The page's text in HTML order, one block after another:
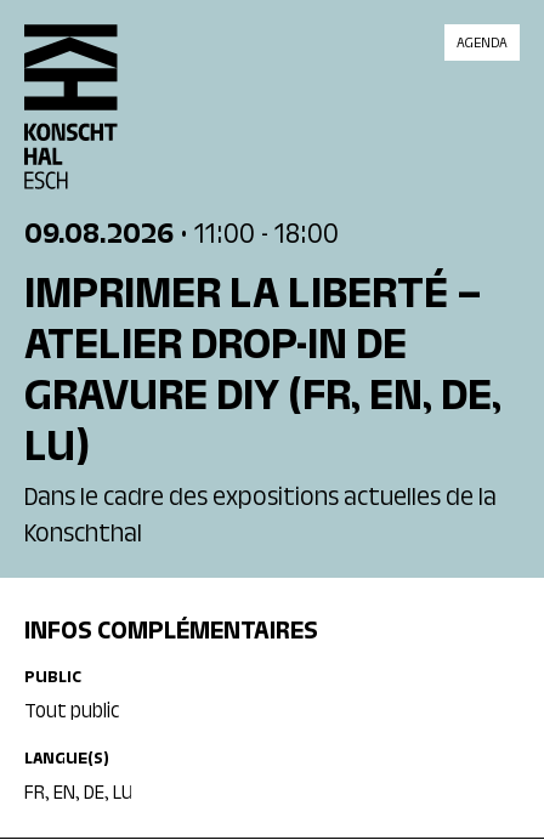
skip_to_content
AGENDA
09.08.2026 • 11:00 - 18:00
IMPRIMER LA LIBERTÉ –
ATELIER DROP-IN DE
GRAVURE DIY(FR, EN, DE,
LU)
Dans le cadre des expositions actuelles de la
Konschthal
INFOS COMPLÉMENTAIRES
PUBLIC
Tout public
LANGUE(S)
FR, EN, DE, LU